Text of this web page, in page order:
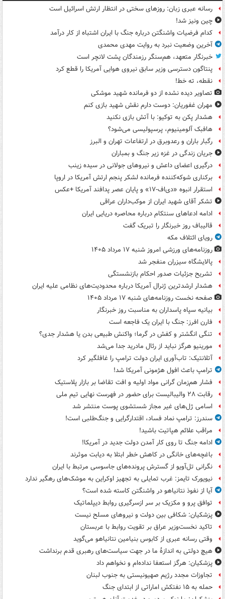
رسانه عبری زبان: روزهای سختی در انتظار ارتش اسرائیل است
چین ونیز شد!
کدام فرضیات واشنگتن درباره جنگ با ایران اشتباه از کار درآمد
آخرین وضعیت نبرد به روایت مهدی محمدی
خبرنگار متعهد، هم‌سنگر رزمندگان پشت لانچر است
پنتاگون دسترسی وزیر سابق نیروی هوایی آمریکا را قطع کرد
نقطه، ته خط!
تصاویر دیده‌ نشده از دو فرمانده شهید موشکی
مهران غفوریان: دوست دارم نقش شهید بازی کنم
هشدار پکن به توکیو: با آتش بازی نکنید
هافبک آلومینیوم، پرسپولیسی می‌شود؟
رگبار باران و رعدوبرق در ارتفاعات تهران و البرز
جریان زندگی در غزه زیر جنگ و بمباران
درگیری اعضای داعش و نیروهای جولانی در سیده زینب
برکناری شوکه‌کننده فرمانده لشکر پنجم ارتش آمریکا در اروپا
استقرار انبوه «دی‌اف‑۱۷» و پایان عصر پدافند آمریکا +عکس
تشکر آقای شهید ایران از موکب‌داران عراقی
ادامه ادعاهای سنتکام درباره محاصره دریایی ایران
قالیباف روز خبرنگار را تبریک گفت
رویای ائتلاف مکه
روزنامه‌های ورزشی امروز ‌شنبه ۱۷ مرداد ۱۴۰۵
پالایشگاه سیزران منفجر شد
تشریح جزئیات صدور احکام بازنشستگی
هشدار ارشدترین ژنرال آمریکا درباره محدودیت‌های نظامی علیه ایران
صفحه نخست روزنامه‌های شنبه ۱۷ مرداد ۱۴۰۵
بیانیه سپاه پاسداران به مناسبت روز خبرنگار
فارن افرز: جنگ با ایران یک فاجعه است
تنگی انگشتر و کفش در گرما؛ واکنش طبیعی بدن یا هشدار جدی؟
مورینیو هرگز نباید از رئال مادرید جدا می‌شد
آتلانتیک: تاب‌آوری ایران دولت ترامپ را غافلگیر کرد
ترامپ باعث افول هژمونی آمریکا شد!
فشار هم‌زمان گرانی مواد اولیه و افت تقاضا بر بازار پلاستیک
رقابت ۲۸ والیبالیست برای حضور در فهرست نهایی تیم ملی
اسامی ژل‌های غیر مجاز شستشوی پوست منتشر شد
سندرز: ترامپ نماد فساد، اقتدارگرایی و جنگ‌طلبی است!
مراقب علائم هپاتیت باشید!
ادامه جنگ تا روی کار آمدن دولت جدید در آمریکا!
باغچه‌های خانگی در کاهش خطر ابتلا به دیابت موثرند
نگرانی تل‌آویو از گسترش پرونده‌های جاسوسی مرتبط با ایران
نیویورک تایمز: غرب تمایلی به تجهیز اوکراین به موشک‌های رهگیر ندارد
آیا از نفوذ نتانیاهو در واشنگتن کاسته شده است؟
توافق پرو و مکزیک بر سر ازسرگیری روابط دیپلماتیک
پزشکیان: شکافی بین دولت و نیروهای مسلح نیست
تاکید نخست‌وزیر عراق بر تقویت روابط با عربستان
وقتی رسانه عبری از کابوس بنیامین نتانیاهو می‌گوید
هیچ دولتی به اندازۀ ما در جهت سیاست‌های رهبری قدم برنداشت
پزشکیان: هرگز استعفا نداده‌ام و نخواهم داد
تجاوزات مجدد رژیم صهیونیستی به جنوب لبنان
حمله به ۱۵ نفتکش‌ اماراتی از ابتدای جنگ